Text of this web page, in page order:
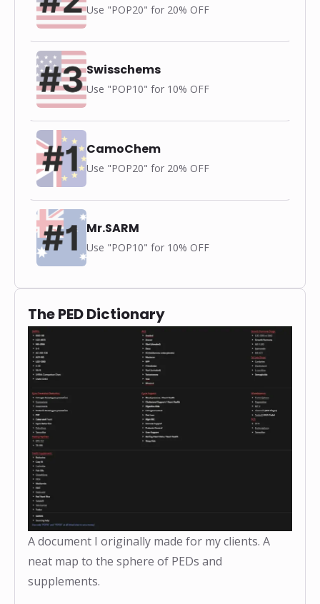
Use "POP20" for 20% OFF
Swisschems
Use "POP10" for 10% OFF
CamoChem
Use "POP20" for 20% OFF
Mr.SARM
Use "POP10" for 10% OFF
The PED Dictionary
A document I originally made for my clients. A
neat map to the sphere of PEDs and
supplements.